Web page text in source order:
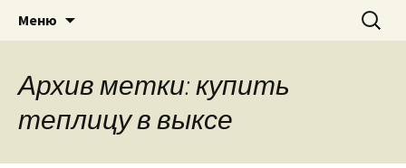
"МЕГА ТОРГ"
Теплицы, велосипеды, электро-
бензоинструмент, бытовая техника
в г. Павлово Нижегородская область,
Муром, Кулебаки, Выкса….
Меню Найти:
Архив метки: купить
теплицу в выксе